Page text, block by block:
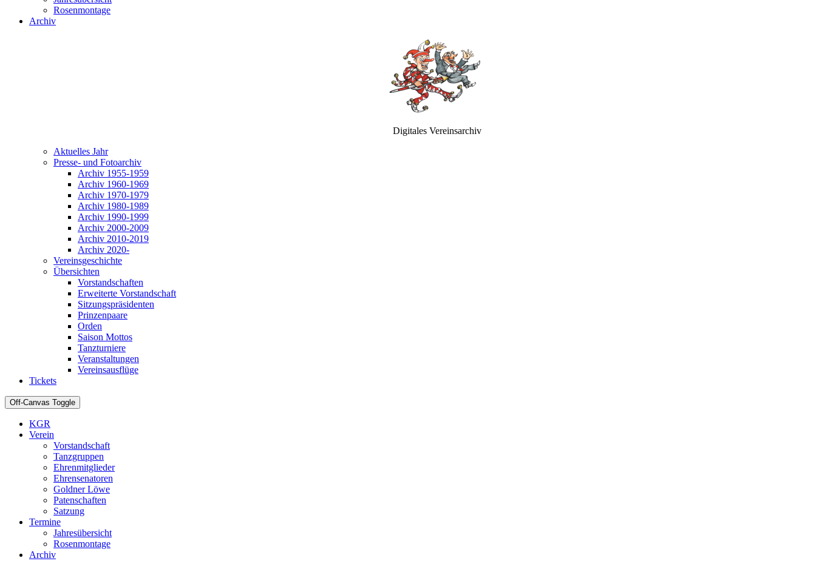
Rosenmontage
Archiv
Digitales Vereinsarchiv
Aktuelles Jahr
Presse- und Fotoarchiv
Archiv 1955-1959
Archiv 1960-1969
Archiv 1970-1979
Archiv 1980-1989
Archiv 1990-1999
Archiv 2000-2009
Archiv 2010-2019
Archiv 2020-
Vereinsgeschichte
Übersichten
Vorstandschaften
Erweiterte Vorstandschaft
Sitzungspräsidenten
Prinzenpaare
Orden
Saison Mottos
Tanzturniere
Veranstaltungen
Vereinsausflüge
Tickets
Off-Canvas Toggle
KGR
Verein
Vorstandschaft
Tanzgruppen
Ehrenmitglieder
Ehrensenatoren
Goldner Löwe
Patenschaften
Satzung
Termine
Jahresübersicht
Rosenmontage
Archiv